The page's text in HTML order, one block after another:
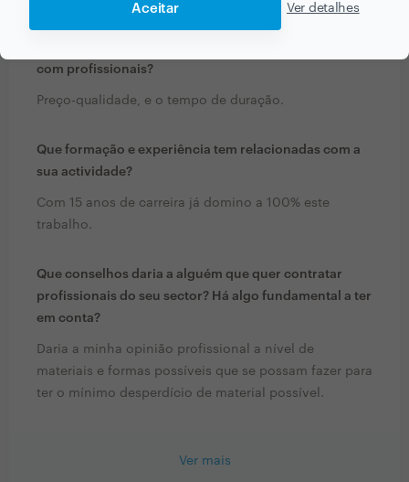
Aceitar Ver detalhes
Em que informações deve um ou uma cliente pensar
com profissionais?
Preço-qualidade, e o tempo de duração.
Que formação e experiência tem relacionadas com a
sua actividade?
Com 15 anos de carreira já domino a 100% este
trabalho.
Que conselhos daria a alguém que quer contratar
profissionais do seu sector? Há algo fundamental a ter
em conta?
Daria a minha opinião profissional a nível de
materiais e formas possíveis que se possam fazer para
ter o mínimo desperdício de material possível.
Ver mais